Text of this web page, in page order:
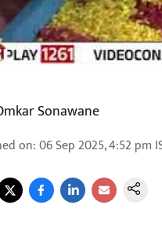
Sonawane
on:06 Sep 2025, 4:52 pm